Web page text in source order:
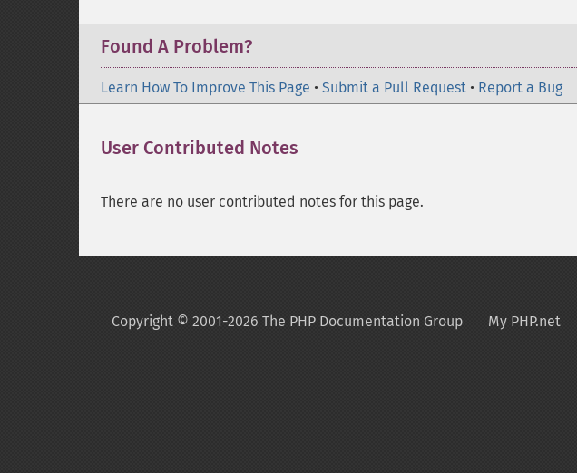
Found A Problem?
Learn How To Improve This Page • Submit a Pull Request • Report a Bug
User Contributed Notes
There are no user contributed notes for this page.
Copyright © 2001-2026 The PHP Documentation Group My PHP.net